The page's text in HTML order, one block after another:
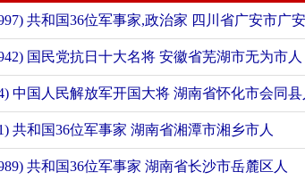
共和国36位军事家,政治家 四川省广安市广安区人
国民党抗日十大名将 安徽省芜湖市无为市人
中国人民解放军开国大将 湖南省怀化市会同县
共和国36位军事家 湖南省湘潭市湘乡市人
共和国36位军事家 湖南省长沙市岳麓区人